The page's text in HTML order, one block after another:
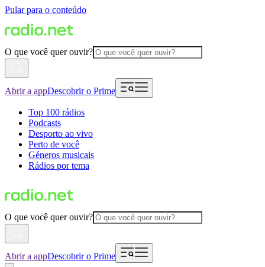
Pular para o conteúdo
O que você quer ouvir?
Abrir a appDescobrir o Prime
Top 100 rádios
Podcasts
Desporto ao vivo
Perto de você
Géneros musicais
Rádios por tema
O que você quer ouvir?
Abrir a appDescobrir o Prime